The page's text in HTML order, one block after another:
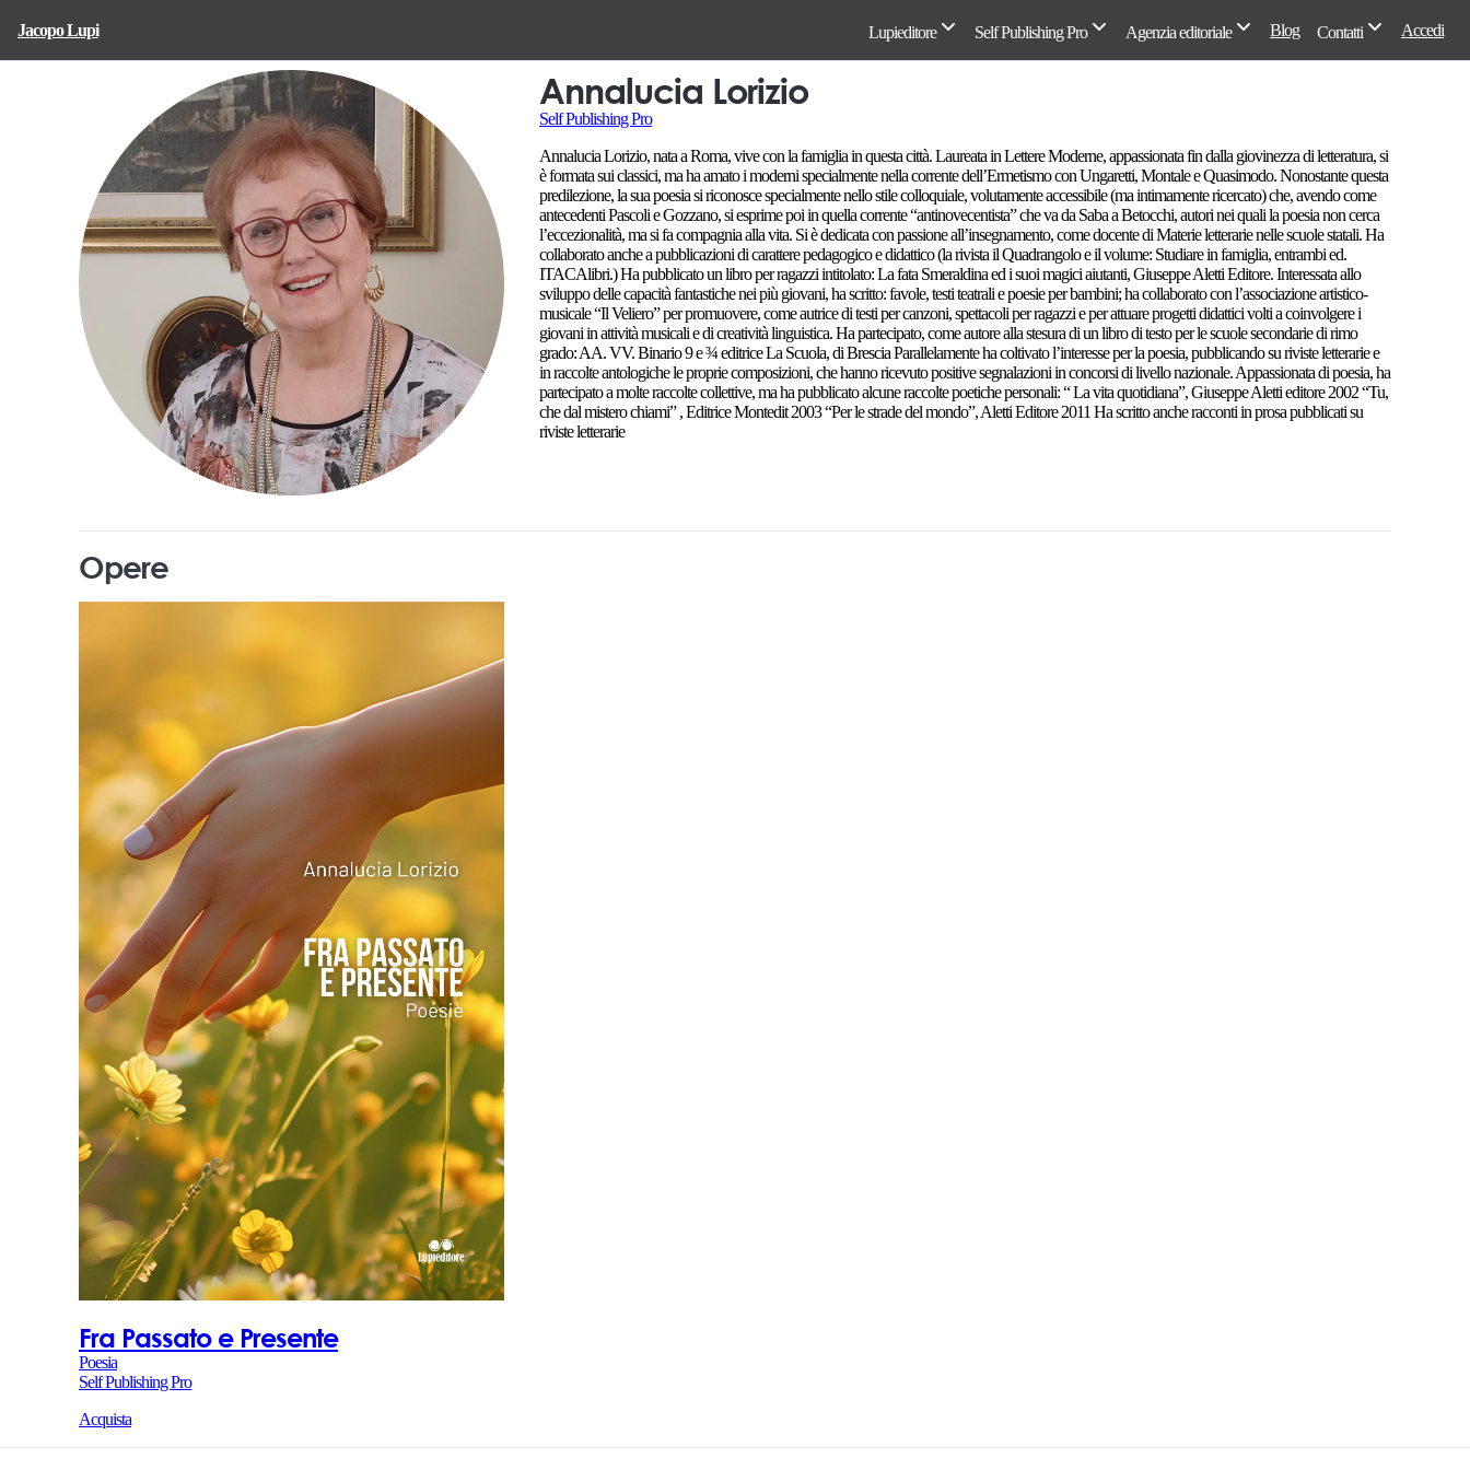
Jacopo Lupi Lupieditore Self Publishing Pro Agenzia editoriale Blog Contatti Accedi
Annalucia Lorizio
Self Publishing Pro
Annalucia Lorizio, nata a Roma, vive con la famiglia in questa città. Laureata in Lettere Moderne, appassionata fin dalla giovinezza di letteratura, si
è formata sui classici, ma ha amato i moderni specialmente nella corrente dell’Ermetismo con Ungaretti, Montale e Quasimodo. Nonostante questa
predilezione, la sua poesia si riconosce specialmente nello stile colloquiale, volutamente accessibile (ma intimamente ricercato) che, avendo come
antecedenti Pascoli e Gozzano, si esprime poi in quella corrente “antinovecentista” che va da Saba a Betocchi, autori nei quali la poesia non cerca
l’eccezionalità, ma si fa compagnia alla vita. Si è dedicata con passione all’insegnamento, come docente di Materie letterarie nelle scuole statali. Ha
collaborato anche a pubblicazioni di carattere pedagogico e didattico (la rivista il Quadrangolo e il volume: Studiare in famiglia, entrambi ed.
ITACAlibri.) Ha pubblicato un libro per ragazzi intitolato: La fata Smeraldina ed i suoi magici aiutanti, Giuseppe Aletti Editore. Interessata allo
sviluppo delle capacità fantastiche nei più giovani, ha scritto: favole, testi teatrali e poesie per bambini; ha collaborato con l’associazione artistico-
musicale “Il Veliero” per promuovere, come autrice di testi per canzoni, spettacoli per ragazzi e per attuare progetti didattici volti a coinvolgere i
giovani in attività musicali e di creatività linguistica. Ha partecipato, come autore alla stesura di un libro di testo per le scuole secondarie di rimo
grado: AA. VV. Binario 9 e ¾ editrice La Scuola, di Brescia Parallelamente ha coltivato l’interesse per la poesia, pubblicando su riviste letterarie e
in raccolte antologiche le proprie composizioni, che hanno ricevuto positive segnalazioni in concorsi di livello nazionale. Appassionata di poesia, ha
partecipato a molte raccolte collettive, ma ha pubblicato alcune raccolte poetiche personali: “ La vita quotidiana”, Giuseppe Aletti editore 2002 “Tu,
che dal mistero chiami” , Editrice Montedit 2003 “Per le strade del mondo”, Aletti Editore 2011 Ha scritto anche racconti in prosa pubblicati su
riviste letterarie
Opere
Fra Passato e Presente
Poesia
Self Publishing Pro
Acquista